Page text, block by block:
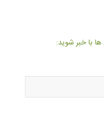
ها با خبر شوید: